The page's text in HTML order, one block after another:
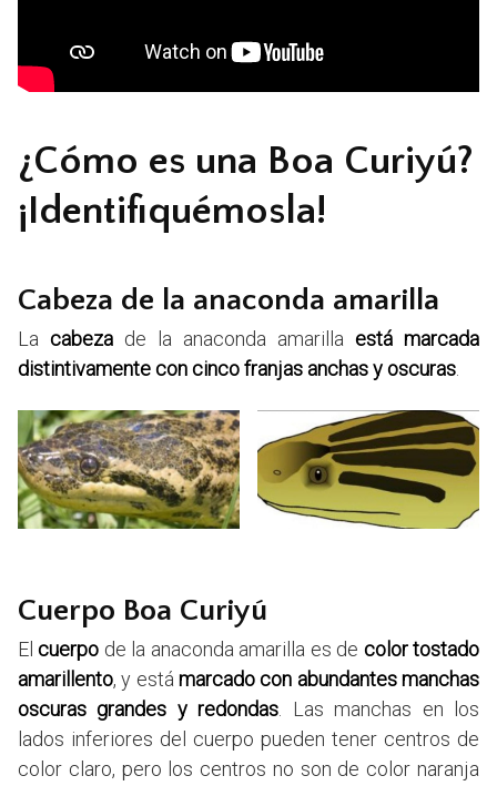
¿Cómo es una Boa Curiyú?
¡Identifiquémosla!
Cabeza de la anaconda amarilla
La cabeza de la anaconda amarilla está marcada
distintivamente con cinco franjas anchas y oscuras
Cuerpo Boa Curiyú
Elcuerpo de la anaconda amarilla es de color tostado
amarillento, y está marcado con abundantes manchas
oscuras grandes y redondas . Las manchas en los
lados inferiores del cuerpo pueden tener centros de
color claro, pero los centros no son de color naranja